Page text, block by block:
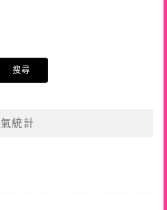
統計